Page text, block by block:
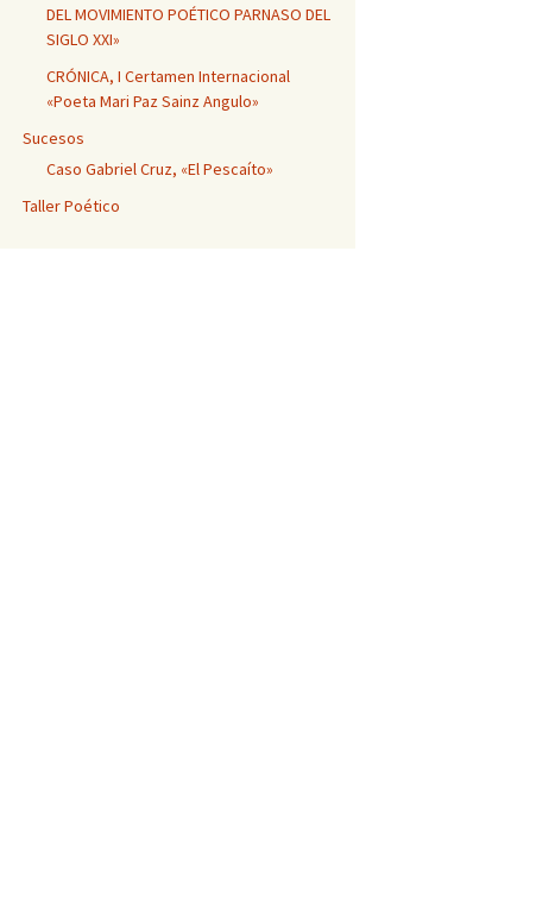
DEL MOVIMIENTO POÉTICO PARNASO DEL
SIGLO XXI»
CRÓNICA, I Certamen Internacional
«Poeta Mari Paz Sainz Angulo»
Sucesos
Caso Gabriel Cruz, «El Pescaíto»
Taller Poético